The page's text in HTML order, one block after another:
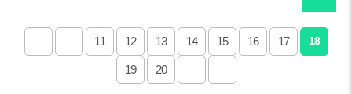
11 12 13 14 15 16 17 18
19 20